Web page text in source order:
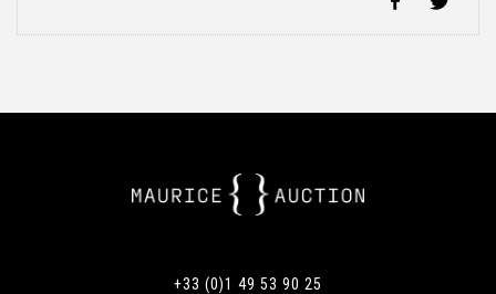
+33 (0)1 49 53 90 25